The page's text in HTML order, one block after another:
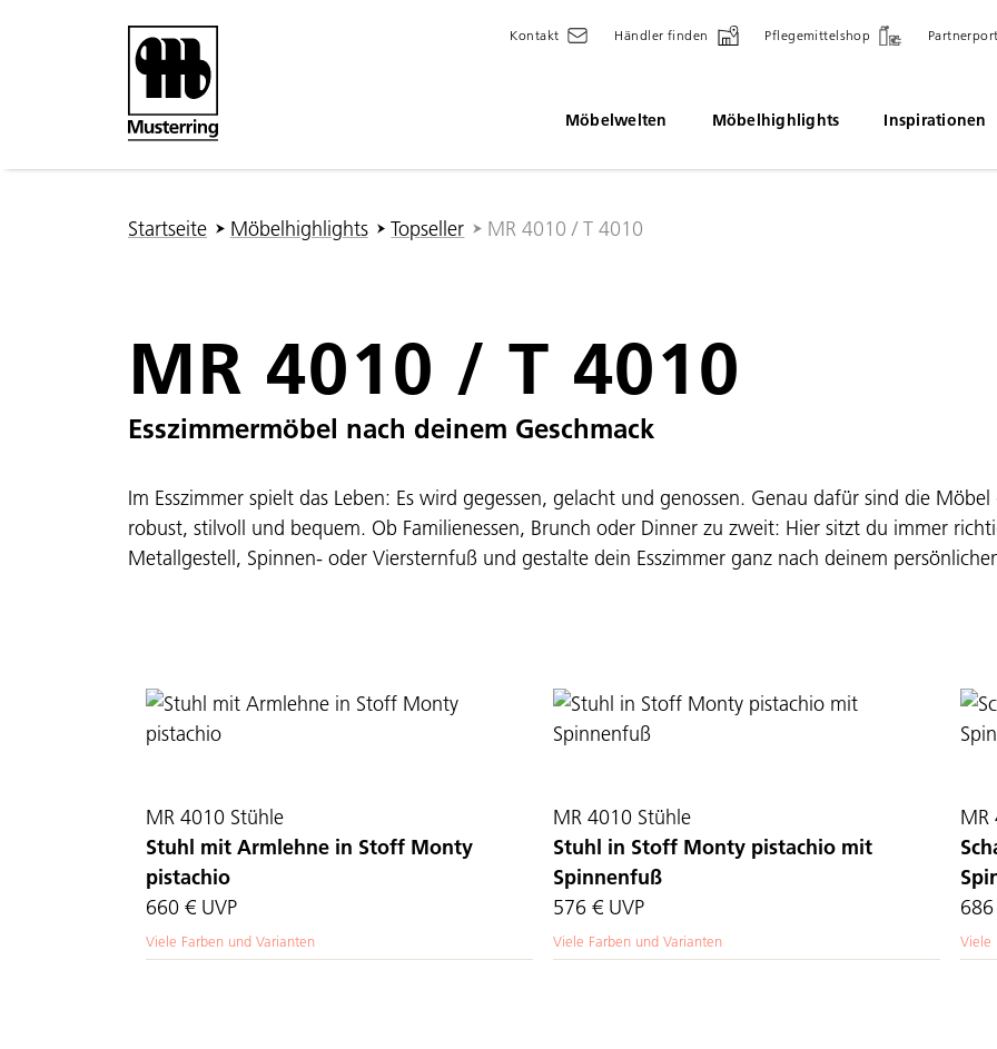
Kontakt Händler finden Pflegemittelshop
Möbelwelten Möbelhighlights Inspirationen
Sie sind hier:
Startseite Möbelhighlights Topseller MR 4010 / T 4010
MR 4010 / T 4010
Esszimmermöbel nach deinem Geschmack
Im Esszimmer spielt das Leben: Es wird gegessen, gelacht und genossen. Genau dafür sind die
robust, stilvoll und bequem. Ob Familienessen, Brunch oder Dinner zu zweit: Hier sitzt du immer
Metallgestell, Spinnen- oder Viersternfuß und gestalte dein Esszimmer ganz nach deinem
MR 4010 Stühle
Stuhl mit Armlehne in Stoff Monty
pistachio
660 € UVP
Viele Farben und Varianten
MR 4010 Stühle
Stuhl in Stoff Monty pistachio mit
Spinnenfuß
576 € UVP
Viele Farben und Varianten
MR
Viele